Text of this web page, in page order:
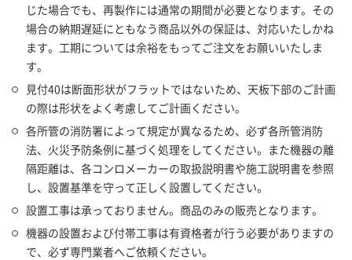
じた場合でも、再製作には通常の期間が必要となります。その
場合の納期遅延にともなう商品以外の保証は、対応いたしかね
ます。工期については余裕をもってご注文をお願いいたしま
す。
見付40は断面形状がフラットではないため、天板下部のご計画
の際は形状をよく考慮してご計画ください。
各所管の消防署によって規定が異なるため、必ず各所管消防
法、火災予防条例に基づく処理をしてください。また機器の離
隔距離は、各コンロメーカーの取扱説明書や施工説明書を参照
し、設置基準を守って正しく設置してください。
設置工事は承っておりません。商品のみの販売となります。
機器の設置および付帯工事は有資格者が行う必要がありますの
で、必ず専門業者へご依頼ください。